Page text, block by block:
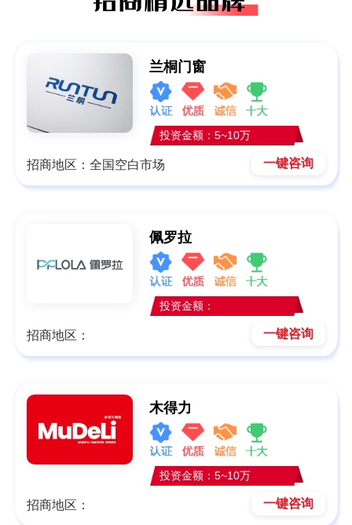
兰桐门窗
投资金额：5~10万
招商地区：全国空白市场 一键咨询
佩罗拉
投资金额：
招商地区： 一键咨询
木得力
投资金额：5~10万
招商地区： 一键咨询